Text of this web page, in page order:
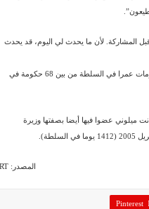
المشاركة. لأن ما يحدث لي اليوم، قد يحدث
وأصبحت حكومة جورجيا ميلوني التي تولت رئاسة الحكومة في أكتوبر 2022 ثاني أطول الحكومات عمرا في السلطة من بين 68 حكومة في
(1287 يوما في السلطة)، والتي كانت ميلوني عضوا فيها أيضا بصفتها وزيرة
المصدر: RT
Pinterest